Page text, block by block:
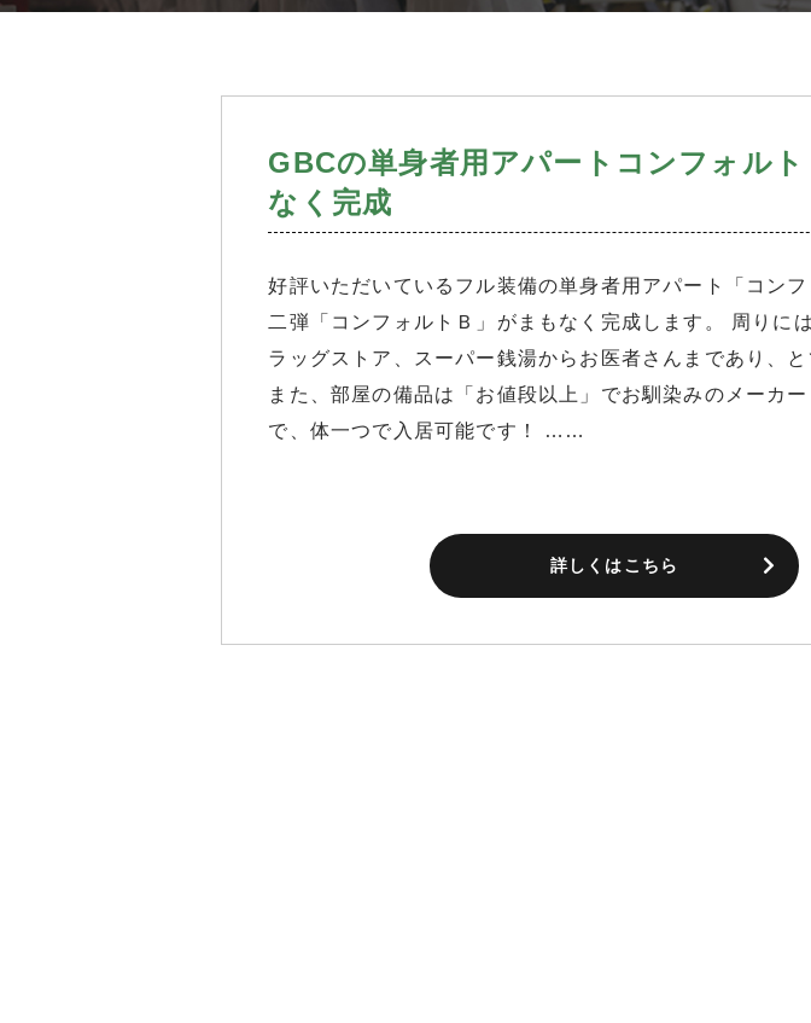
GBCの単身者用アパートコンフォルト
なく完成
好評いただいているフル装備の単身者用アパート「コン
二弾「コンフォルトＢ」がまもなく完成します。 周りに
ラッグストア、スーパー銭湯からお医者さんまであり、と
また、部屋の備品は「お値段以上」でお馴染みのメーカ
で、体一つで入居可能です！ ……
詳しくはこちら